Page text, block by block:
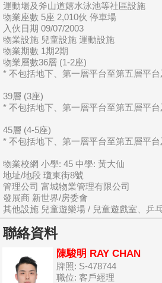
運動場及斧山道嬉水泳池等社區設施
物業座數 5座 2,010伙 停車場
入伙日期 09/07/2003
物業設施 兒童設施 運動設施
物業期數 1期2期
物業層數36層 (1-2座)
* 不包括地下、第一層平台至第五層平
39層 (3座)
* 不包括地下、第一層平台至第五層平
45層 (4-5座)
* 不包括地下、第一層平台至第五層平
物業校網 小學: 45 中學: 黃大仙
地址/地段 瓊東街8號
管理公司 富城物業管理有限公司
發展商 新世界/房委會
其他設施 兒童遊樂場 / 兒童遊戲室、乒
聯絡資料
陳駿明 RAY CHAN
牌照: S-478744
職位: 客戶經理